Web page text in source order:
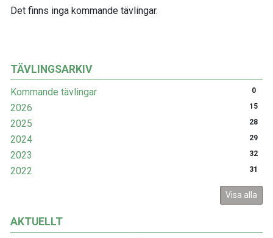
TÄVLINGSARKIV
Kommande tävlingar 0
2026 15
2025 28
2024 29
2023 32
2022 31
Visa alla
AKTUELLT
Det finns inga kommande tävlingar.